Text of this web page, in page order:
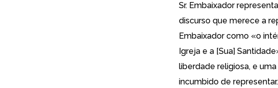
Sr. Embaixador
discurso que merece a
Embaixador como «o
Igreja e a [Sua]
liberdade religiosa, e
incumbido de representar.